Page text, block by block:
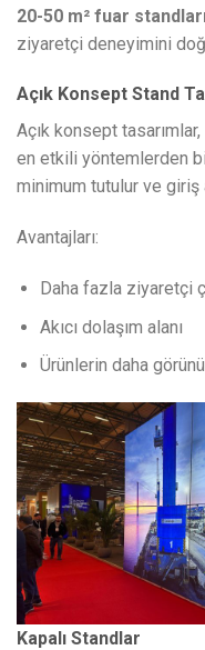
20-50 m² fuar
ziyaretçi deneyimini
Açık Konsept Stand
Açık konsept
en etkili yöntemlerden
minimum tutulur ve giriş
Avantajları:
Daha fazla ziyaretçi
Akıcı dolaşım alanı
Ürünlerin daha
Kapalı Standlar